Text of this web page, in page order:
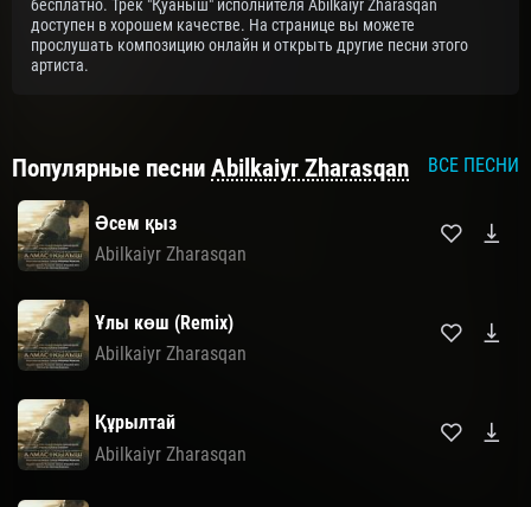
бесплатно. Трек "Қуаныш" исполнителя Abilkaiyr Zharasqan
доступен в хорошем качестве. На странице вы можете
прослушать композицию онлайн и открыть другие песни этого
артиста.
Популярные песни Abilkaiyr Zharasqan ВСЕ ПЕСНИ
Әсем қыз
Abilkaiyr Zharasqan
Ұлы көш (Remix)
Abilkaiyr Zharasqan
Құрылтай
Abilkaiyr Zharasqan